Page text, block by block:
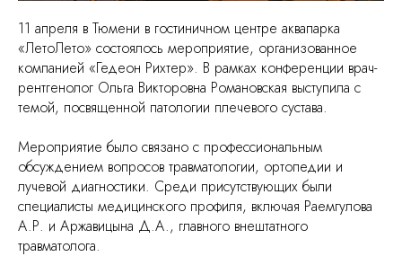
11 апреля в Тюмени в гостиничном центре аквапарка
«ЛетоЛето» состоялось мероприятие, организованное
компанией «Гедеон Рихтер». В рамках конференции врач-
рентгенолог Ольга Викторовна Романовская выступила с
темой, посвященной патологии плечевого сустава.
Мероприятие было связано с профессиональным
обсуждением вопросов травматологии, ортопедии и
лучевой диагностики. Среди присутствующих были
специалисты медицинского профиля, включая Раемгулова
А.Р. и Аржавицына Д.А., главного внештатного
травматолога.